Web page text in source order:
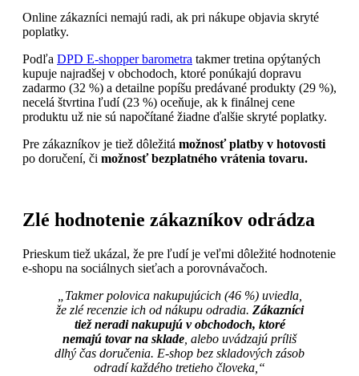
Online zákazníci nemajú radi, ak pri nákupe objavia skryté
poplatky.
Podľa DPD E-shopper barometra takmer tretina opýtaných
kupuje najradšej v obchodoch, ktoré ponúkajú dopravu
zadarmo (32 %) a detailne popíšu predávané produkty (29 %),
necelá štvrtina ľudí (23 %) oceňuje, ak k finálnej cene
produktu už nie sú napočítané žiadne ďalšie skryté poplatky.
Pre zákazníkov je tiež dôležitá možnosť platby v hotovosti
po doručení, či možnosť bezplatného vrátenia tovaru.
Zlé hodnotenie zákazníkov odrádza
Prieskum tiež ukázal, že pre ľudí je veľmi dôležité hodnotenie
e-shopu na sociálnych sieťach a porovnávačoch.
„Takmer polovica nakupujúcich (46 %) uviedla,
že zlé recenzie ich od nákupu odradia. Zákazníci
tiež neradi nakupujú v obchodoch, ktoré
nemajú tovar na sklade , alebo uvádzajú príliš
dlhý čas doručenia. E-shop bez skladových zásob
odradí každého tretieho človeka,“